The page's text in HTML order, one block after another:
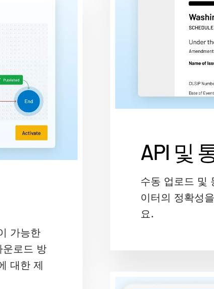
가능한
로드 방
대한 제
API 및
수동 업로드 및
이터의 정확성
요.